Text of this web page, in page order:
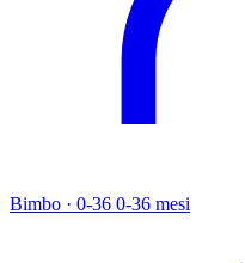
Bimbo · 0-36 0-36 mesi